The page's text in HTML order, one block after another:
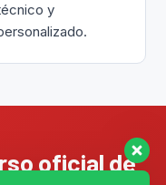
y
oficial de